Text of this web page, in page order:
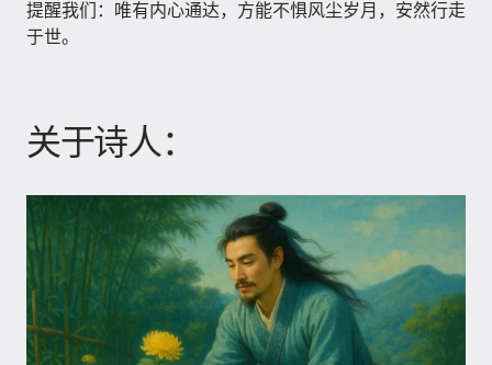
提醒我们：唯有内心通达，方能不惧风尘岁月，安然行走
于世。
关于诗人：